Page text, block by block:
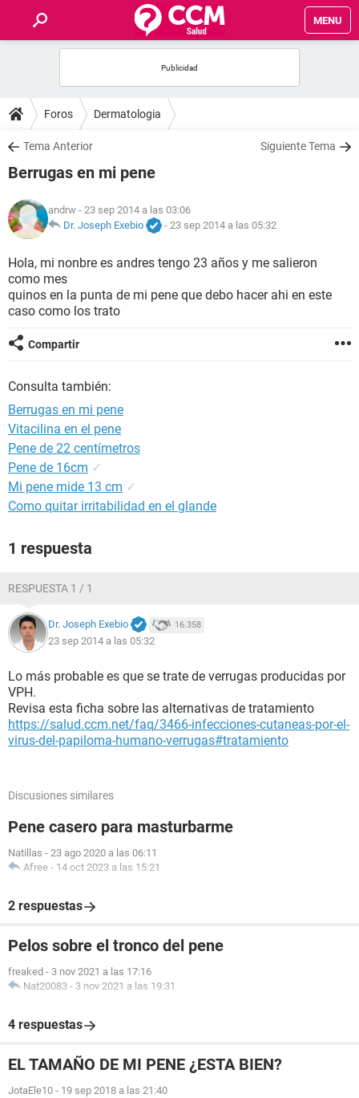
MENU
FOROS
SALUD
FAMILIA
NUTRICIÓN
BIENESTAR
SEXUALIDAD
GLOSARIO
Foros Dermatologia
Tema Anterior Siguiente Tema
Berrugas en mi pene
andrw - 23 sep 2014 a las 03:06
Dr. Joseph Exebio
- 23 sep 2014 a las 05:32
Hola, mi nonbre es andres tengo 23 años y me salieron
como mes
quinos en la punta de mi pene que debo hacer ahi en este
caso como los trato
Compartir
Consulta también:
Berrugas en mi pene
Vitacilina en el pene
Pene de 22 centímetros
Pene de 16cm ✓
Mi pene mide 13 cm ✓
Como quitar irritabilidad en el glande
1 respuesta
RESPUESTA 1 / 1
Dr. Joseph Exebio 16.358
23 sep 2014 a las 05:32
Lo más probable es que se trate de verrugas producidas por
VPH.
Revisa esta ficha sobre las alternativas de tratamiento
https://salud.ccm.net/faq/3466-infecciones-cutaneas-por-el-
virus-del-papiloma-humano-verrugas#tratamiento
Discusiones similares
Pene casero para masturbarme
Natillas - 23 ago 2020 a las 06:11
Afree - 14 oct 2023 a las 15:21
2 respuestas
Pelos sobre el tronco del pene
freaked - 3 nov 2021 a las 17:16
Nat20083 - 3 nov 2021 a las 19:31
4 respuestas
EL TAMAÑO DE MI PENE ¿ESTA BIEN?
JotaEle10 - 19 sep 2018 a las 21:40